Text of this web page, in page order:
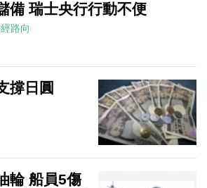
備 瑞士央行行動不便
路向
撐日圓
輪 船員5傷